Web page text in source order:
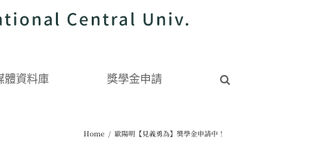
體資料庫 獎學金申請
Home / 歐陽明【見義勇為】獎學金申請中！